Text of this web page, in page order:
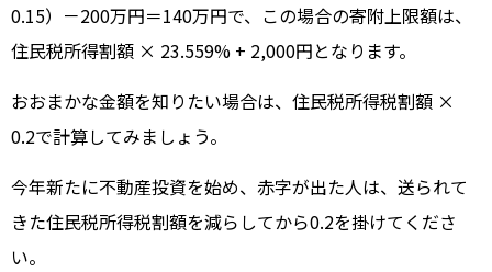
0.15）－200万円＝140万円で、この場合の寄附上限額は、
住民税所得割額 × 23.559% + 2,000円となります。
おおまかな金額を知りたい場合は、住民税所得税割額 ×
0.2で計算してみましょう。
今年新たに不動産投資を始め、赤字が出た人は、送られて
きた住民税所得税割額を減らしてから0.2を掛けてくださ
い。